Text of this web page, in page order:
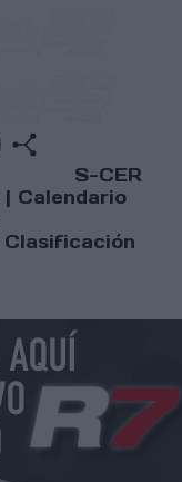
S-CER
| Calendario
Clasificación